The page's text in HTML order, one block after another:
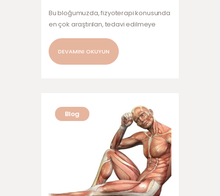
Bu bloğumuzda, fizyoterapi konusunda
en çok araştırılan, tedavi edilmeye
daha bir sürü eylemde bulunulan ‘FITIK’
şikayeti ve oluştuktan sonra nasıl bir
DEVAMINI OKUYUN
Blog